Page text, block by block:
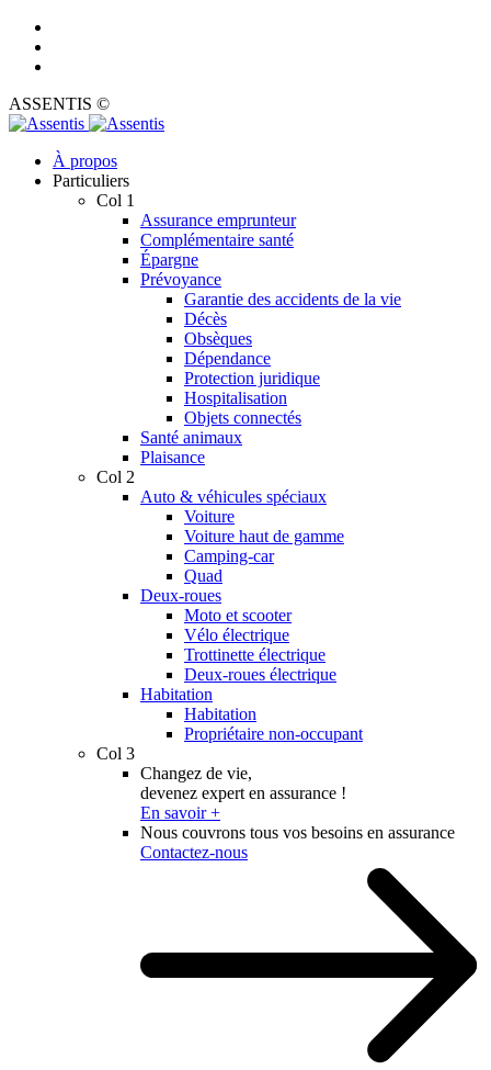
ASSENTIS ©
À propos
Particuliers
Col 1
Assurance emprunteur
Complémentaire santé
Épargne
Prévoyance
Garantie des accidents de la vie
Décès
Obsèques
Dépendance
Protection juridique
Hospitalisation
Objets connectés
Santé animaux
Plaisance
Col 2
Auto & véhicules spéciaux
Voiture
Voiture haut de gamme
Camping-car
Quad
Deux-roues
Moto et scooter
Vélo électrique
Trottinette électrique
Deux-roues électrique
Habitation
Habitation
Propriétaire non-occupant
Col 3
Changez de vie,
devenez expert en assurance !
En savoir +
Nous couvrons tous vos besoins en assurance
Contactez-nous